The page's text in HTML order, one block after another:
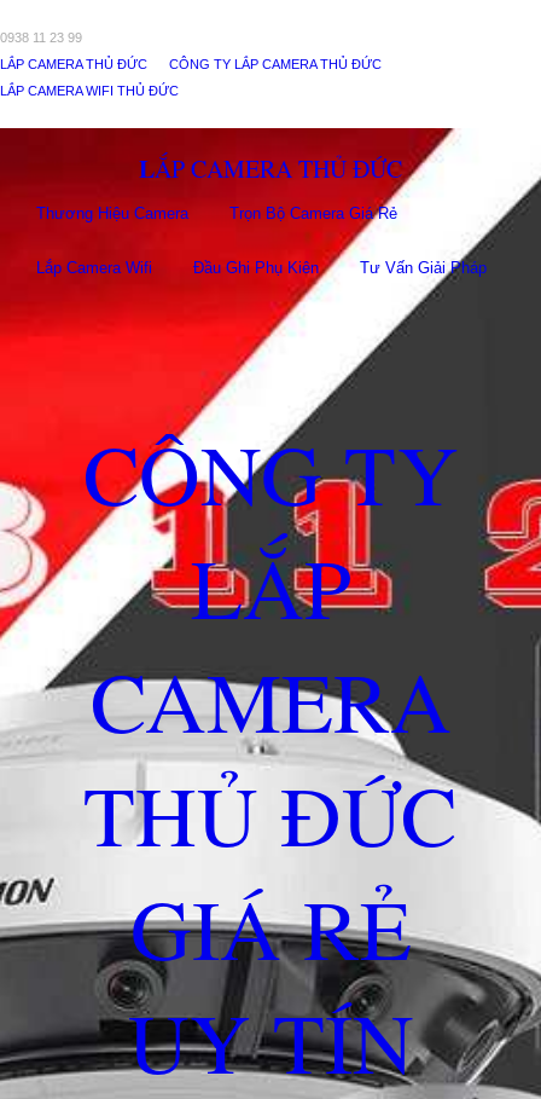
0938 11 23 99
LẮP CAMERA THỦ ĐỨC
CÔNG TY LẮP CAMERA THỦ ĐỨC
LẮP CAMERA WIFI THỦ ĐỨC
LẮP CAMERA THỦ ĐỨC
Thương Hiệu Camera Trọn Bộ Camera Giá Rẻ
Lắp Camera Wifi Đầu Ghi Phụ Kiên Tư Vấn Giải Pháp
CÔNG TY
LẮP
CAMERA
THỦ ĐỨC
GIÁ RẺ
UY TÍN